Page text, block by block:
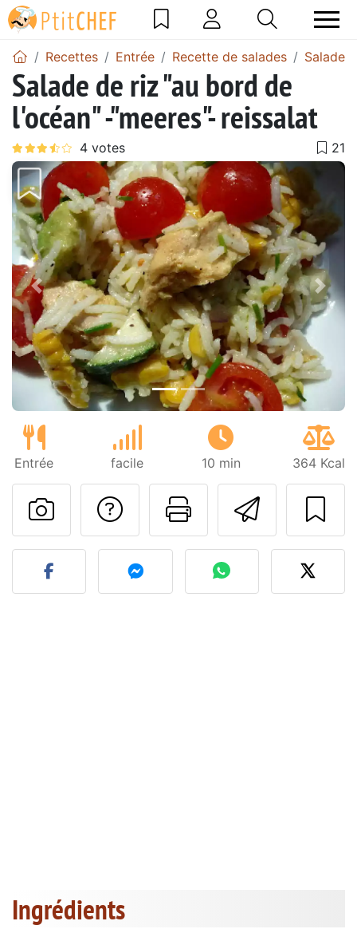
Recettes Entrée Recette de salades Salade
Salade de riz "au bord de
l'océan" -"meeres"- reissalat
Précédent
Entrée facile 10 min 364 Kcal
Imprimer
Poser une
Publier votre photo de
Ingrédients